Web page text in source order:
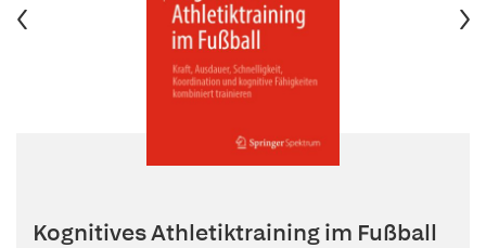
Kognitives Athletiktraining im Fußball